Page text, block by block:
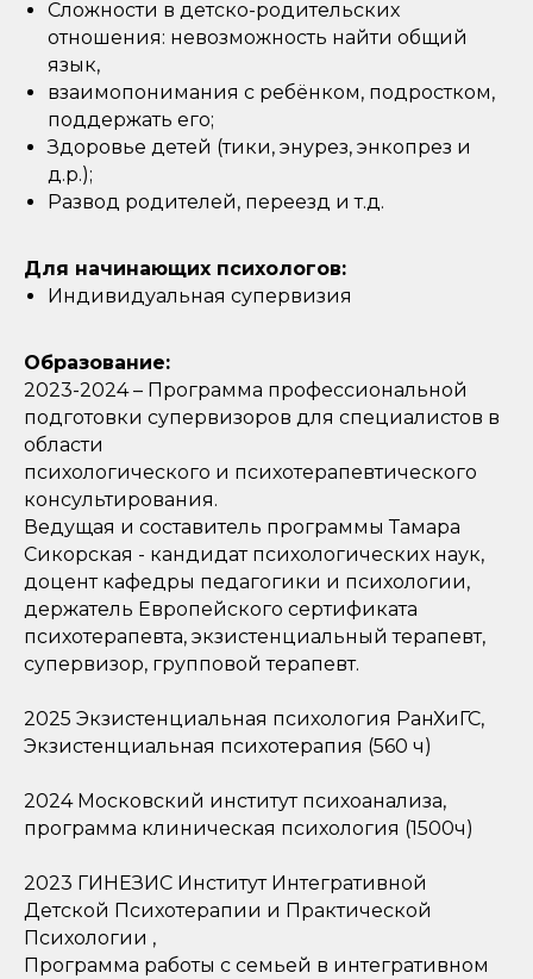
Сложности в детско-родительских
отношения: невозможность найти общий
язык,
взаимопонимания с ребёнком, подростком,
поддержать его;
Здоровье детей (тики, энурез, энкопрез и
д.р.);
Развод родителей, переезд и т.д.
Для начинающих психологов:
Индивидуальная супервизия
Образование:
2023-2024 – Программа профессиональной
подготовки супервизоров для специалистов в
области
психологического и психотерапевтического
консультирования.
Ведущая и составитель программы Тамара
Сикорская - кандидат психологических наук,
доцент кафедры педагогики и психологии,
держатель Европейского сертификата
психотерапевта, экзистенциальный терапевт,
супервизор, групповой терапевт.
2025 Экзистенциальная психология РанХиГС,
Экзистенциальная психотерапия (560 ч)
2024 Московский институт психоанализа,
программа клиническая психология (1500ч)
2023 ГИНЕЗИС Институт Интегративной
Детской Психотерапии и Практической
Психологии ,
Программа работы с семьей в интегративном